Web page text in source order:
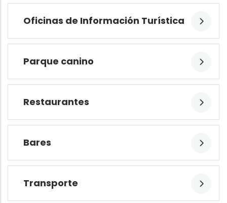
Oficinas de Información Turística
Parque canino
Restaurantes
Bares
Transporte